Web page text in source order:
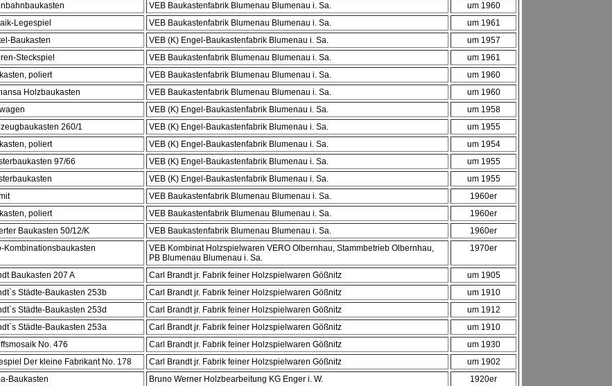
VEB Baukastenfabrik Blumenau Blumenau i. Sa.
um 1960
Legespiel VEB Baukastenfabrik Blumenau Blumenau i. Sa.
um 1961
Baukasten VEB (K) Engel-Baukastenfabrik Blumenau i. Sa.
um 1957
Steckspiel VEB Baukastenfabrik Blumenau Blumenau i. Sa.
um 1961
poliert VEB Baukastenfabrik Blumenau Blumenau i. Sa.
um 1960
Holzbaukasten VEB Baukastenfabrik Blumenau Blumenau i. Sa.
um 1960
VEB (K) Engel-Baukastenfabrik Blumenau i. Sa.
um 1958
260/1 VEB (K) Engel-Baukastenfabrik Blumenau i. Sa.
um 1955
poliert VEB (K) Engel-Baukastenfabrik Blumenau i. Sa.
um 1954
97/66 VEB (K) Engel-Baukastenfabrik Blumenau i. Sa.
um 1955
VEB (K) Engel-Baukastenfabrik Blumenau i. Sa.
um 1955
VEB Baukastenfabrik Blumenau Blumenau i. Sa.
1960er
poliert VEB Baukastenfabrik Blumenau Blumenau i. Sa.
1960er
Baukasten 50/12/K VEB Baukastenfabrik Blumenau Blumenau i. Sa.
1960er
Kombinationsbaukasten
VEB Kombinat Holzspielwaren VERO Olbernhau, Stammbetrieb Olbernhau,
PB Blumenau Blumenau i. Sa.
1970er
Baukasten 207 A Carl Brandt jr. Fabrik feiner Holzspielwaren Gößnitz
um 1905
Städte-Baukasten 253b Carl Brandt jr. Fabrik feiner Holzspielwaren Gößnitz
um 1910
Städte-Baukasten 253d Carl Brandt jr. Fabrik feiner Holzspielwaren Gößnitz
um 1912
Städte-Baukasten 253a Carl Brandt jr. Fabrik feiner Holzspielwaren Gößnitz
um 1910
No. 476 Carl Brandt jr. Fabrik feiner Holzspielwaren Gößnitz
um 1930
Der kleine Fabrikant No. 178 Carl Brandt jr. Fabrik feiner Holzspielwaren Gößnitz
um 1902
Baukasten Bruno Werner Holzbearbeitung KG Enger i. W. 1920er